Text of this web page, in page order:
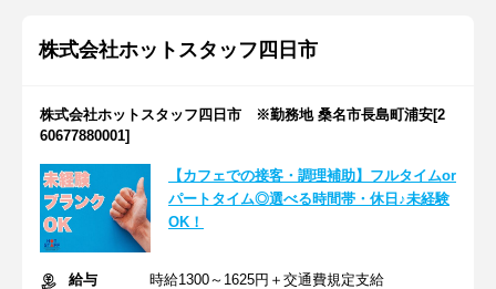
株式会社ホットスタッフ四日市
株式会社ホットスタッフ四日市 ※勤務地 桑名市長島町浦安[2
60677880001]
【カフェでの接客・調理補助】フルタイムor
パートタイム◎選べる時間帯・休日♪未経験
OK！
給与
時給1300～1625円＋交通費規定支給